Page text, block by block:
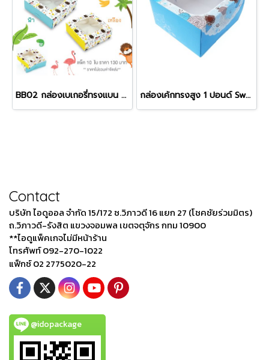
BB02 กล่องเบเกอรี่ทรงแบน ลาย Jungle กล่องเค้กทรงสูง 1 ปอนด์ Sweet Floral สีฟ้า
Contact
บริษัท ไอดูออล จำกัด 15/172 ซ.วิภาวดี 16 แยก 27 (โชคชัยร่วมมิตร)
ถ.วิภาวดี-รังสิต แขวงจอมพล เขตจตุจักร กทม 10900
**ไอดูแพ็คเกจไม่มีหน้าร้าน
โทรศัพท์ 092-270-1022
แฟ็กซ์ 02 2775020-22
@idopackage